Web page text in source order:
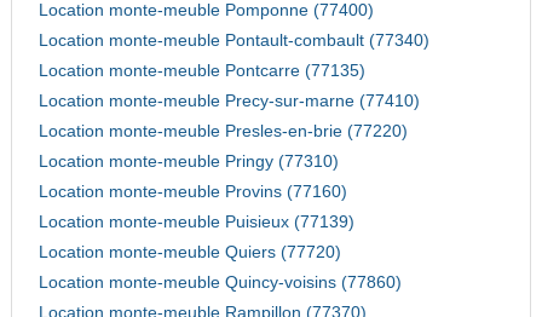
Location monte-meuble Pomponne (77400)
Location monte-meuble Pontault-combault (77340)
Location monte-meuble Pontcarre (77135)
Location monte-meuble Precy-sur-marne (77410)
Location monte-meuble Presles-en-brie (77220)
Location monte-meuble Pringy (77310)
Location monte-meuble Provins (77160)
Location monte-meuble Puisieux (77139)
Location monte-meuble Quiers (77720)
Location monte-meuble Quincy-voisins (77860)
Location monte-meuble Rampillon (77370)